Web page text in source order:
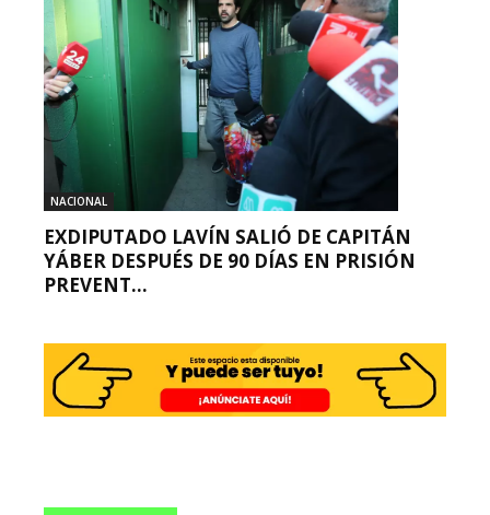
NACIONAL
EXDIPUTADO LAVÍN SALIÓ DE CAPITÁN
YÁBER DESPUÉS DE 90 DÍAS EN PRISIÓN
PREVENT...